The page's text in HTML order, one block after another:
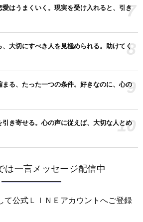
はうまくいく。現実を受け入れると、引き7
大切にすべき人を見極められる。助けてく8
る、たった一つの条件。好きなのに、心の9
き寄せる。心の声に従えば、大切な人とめ
10
は一言メッセージ配信中
て公式ＬＩＮＥアカウントへご登録